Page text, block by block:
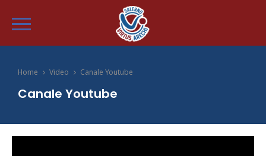
Home Video Canale Youtube
Canale Youtube